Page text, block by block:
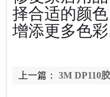
择合适的颜
增添更多色彩
上一篇： 3M DP110